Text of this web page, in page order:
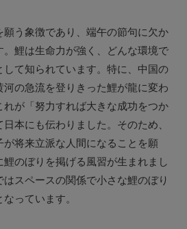
う象徴であり、端午の節句に欠か
鯉は生命力が強く、どんな環境で
して知られています。特に、中国の
の急流を登りきった鯉が龍に変わ
れが「努力すれば大きな成功をつか
本にも伝わりました。そのため、
が将来立派な人間になることを願
のぼりを掲げる風習が生まれまし
スペースの関係で小さな鯉のぼり
っています。